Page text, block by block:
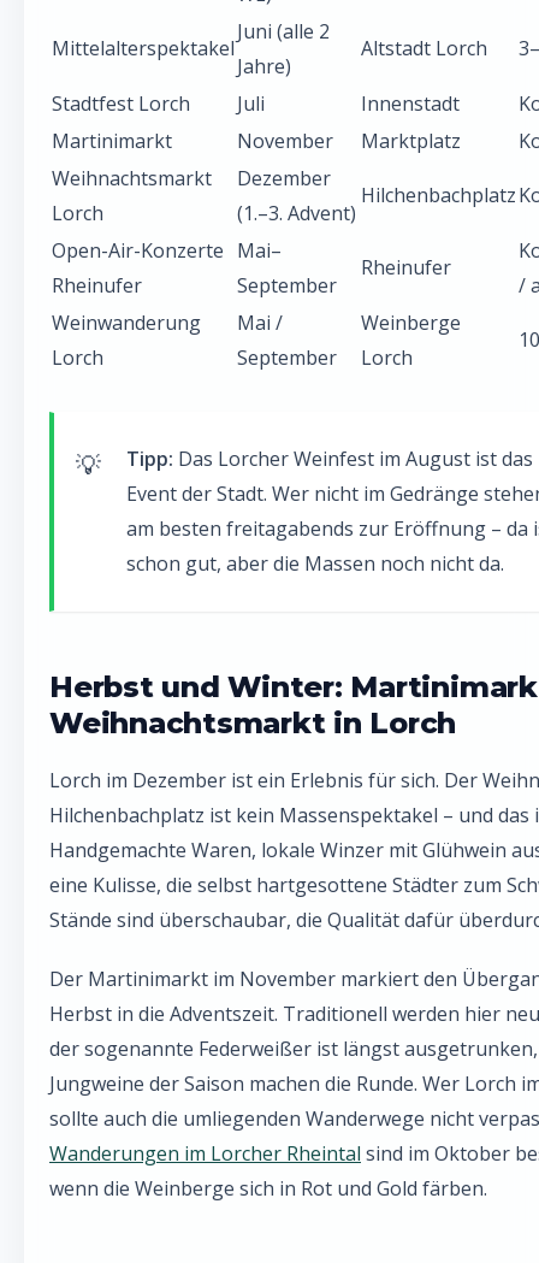
Mittelalterspektakel
Juni (alle 2
Jahre)
Altstadt Lorch
Stadtfest Lorch Juli Innenstadt
Martinimarkt
November Marktplatz
Weihnachtsmarkt
Lorch
Dezember
(1.–3. Advent)
Hilchenbachplatz
Open-Air-Konzerte
Rheinufer
Mai–
September
Rheinufer
/
Weinwanderung
Lorch
Mai /
September
Weinberge
Lorch
Tipp: Das Lorcher Weinfest im August ist
Event der Stadt. Wer nicht im Gedränge
am besten freitagabends zur Eröffnung – da
schon gut, aber die Massen noch nicht da.
Herbst und Winter:
Weihnachtsmarkt in Lorch
Lorch im Dezember ist ein Erlebnis für sich. Der
Hilchenbachplatz ist kein Massenspektakel – und das
Handgemachte Waren, lokale Winzer mit Glühwein
eine Kulisse, die selbst hartgesottene Städter zum
Stände sind überschaubar, die Qualität dafür
Der Martinimarkt im November markiert den
Herbst in die Adventszeit. Traditionell werden hier
der sogenannte Federweißer ist längst
Jungweine der Saison machen die Runde. Wer Lorch
sollte auch die umliegenden Wanderwege nicht
Wanderungen im Lorcher Rheintal sind im Oktober
wenn die Weinberge sich in Rot und Gold färben.